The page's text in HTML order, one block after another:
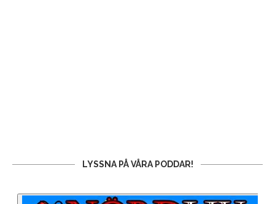
LYSSNA PÅ VÅRA PODDAR!